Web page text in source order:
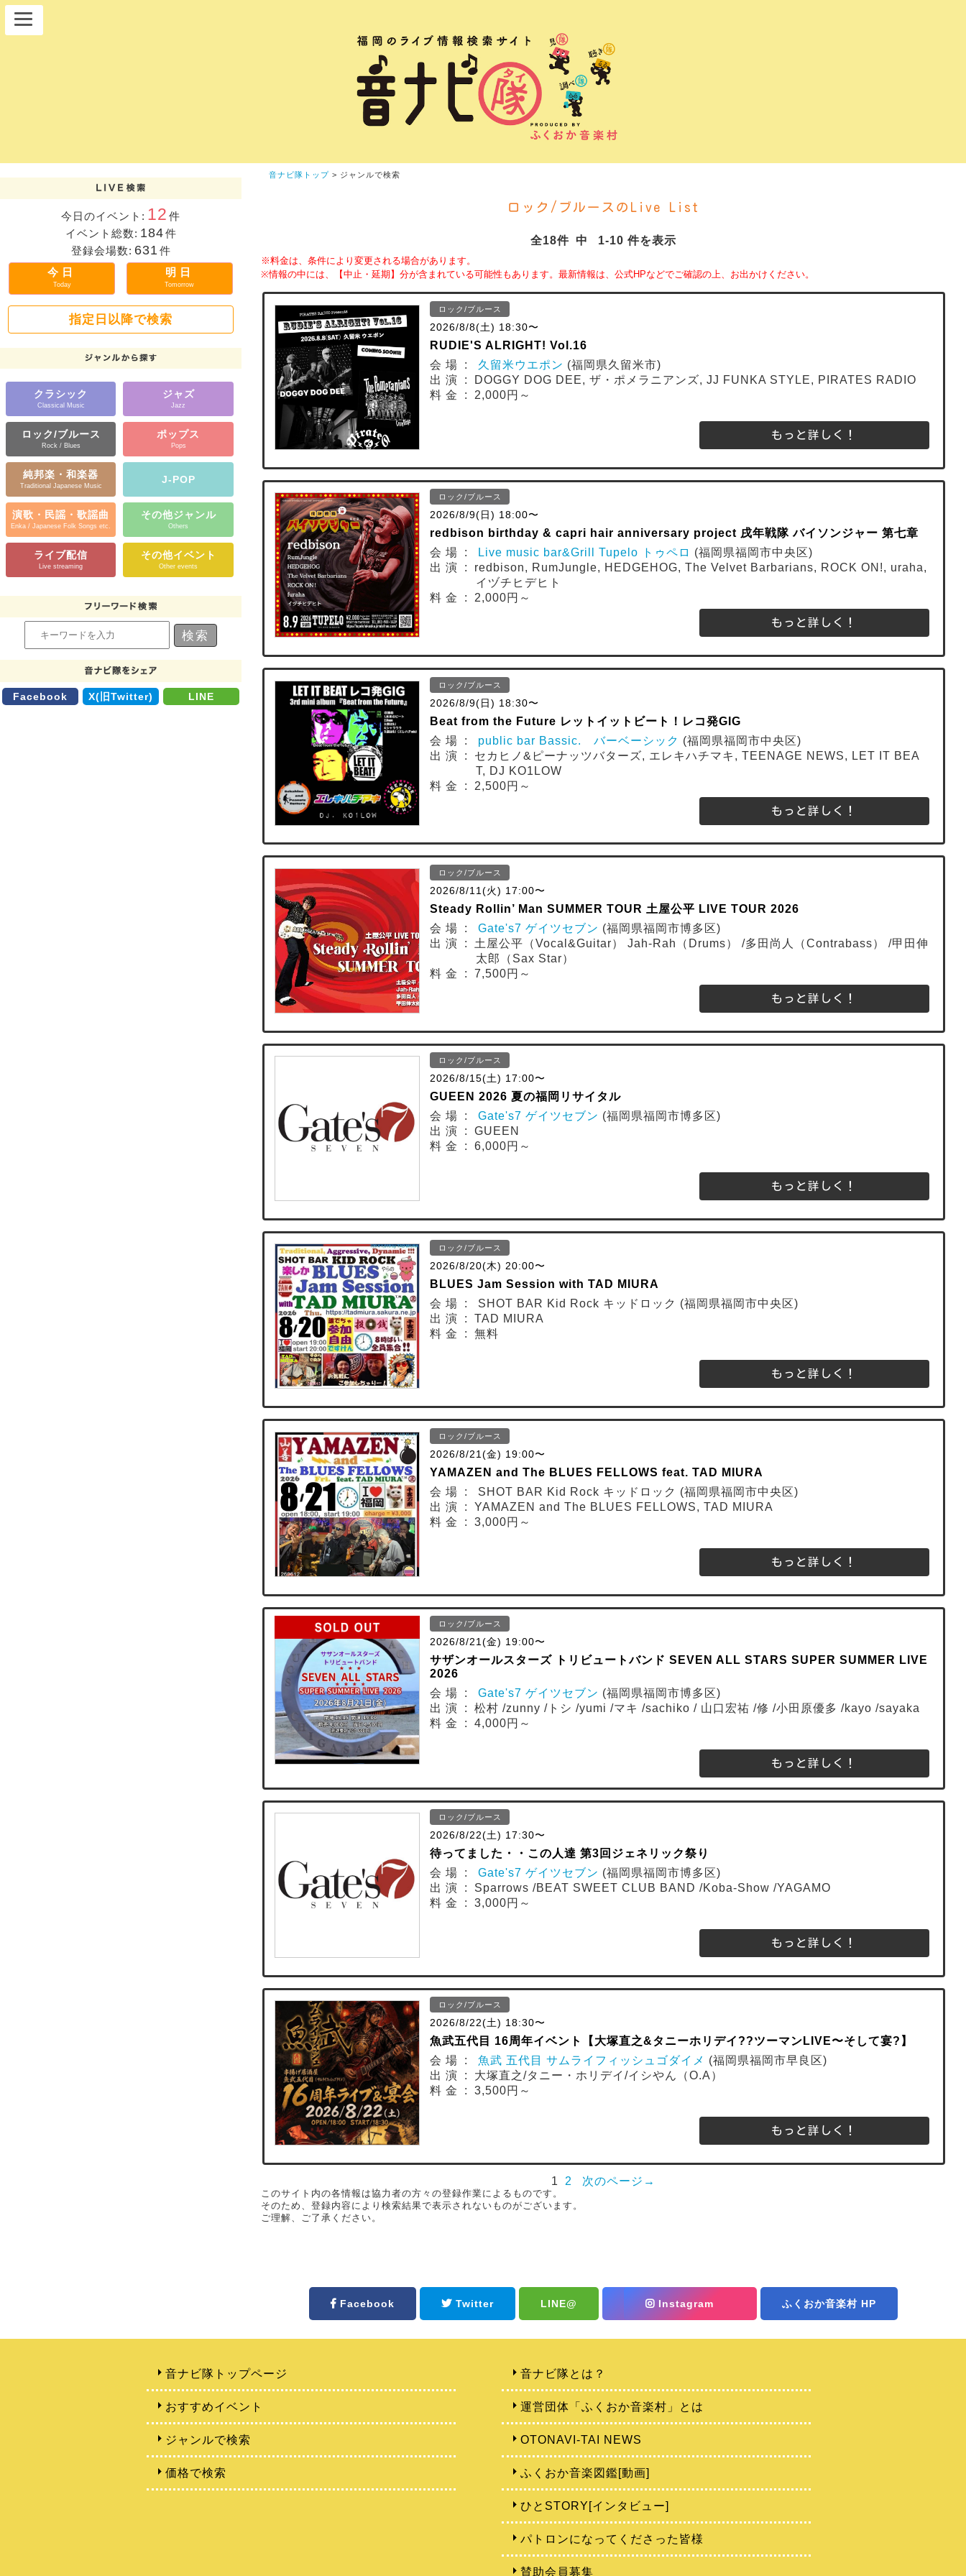
今日のイベント: 12 件
イベント総数: 184件
登録会場数: 631 件
今日
Today
明日
Tomorrow
指定日以降で検索
クラシック
Classical Music
ジャズ
Jazz
ロック/ブルース
Rock / Blues
ポップス
Pops
純邦楽・和楽器
Traditional Japanese Music
J-POP
演歌・民謡・歌謡曲
Enka / Japanese Folk Songs etc.
その他ジャンル
Others
ライブ配信
Live streaming
その他イベント
Other events
Facebook X(旧Twitter) LINE
音ナビ隊トップ > ジャンルで検索
ロック/ブルースのLive List
全18件 中 1-10 件を表示
※料金は、条件により変更される場合があります。
※情報の中には、【中止・延期】分が含まれている可能性もあります。最新情報は、公式HPなどでご確認の上、お出かけください。
ロック/ブルース
2026/8/8(土) 18:30〜
RUDIE'S ALRIGHT! Vol.16
会 場 : 久留米ウエポン (福岡県久留米市)
出 演 : DOGGY DOG DEE, ザ・ポメラニアンズ, JJ FUNKA STYLE, PIRATES RADIO
料 金 : 2,000円～
もっと詳しく！
ロック/ブルース
2026/8/9(日) 18:00〜
redbison birthday & capri hair anniversary project 戌年戦隊 バイソンジャー 第七章
会 場 :
Live music bar&Grill Tupelo トゥペロ (福岡県福岡市中央区)
出 演 : redbison, RumJungle, HEDGEHOG, The Velvet Barbarians, ROCK ON!, uraha,
イヅチヒデヒト
料 金 : 2,000円～
もっと詳しく！
ロック/ブルース
2026/8/9(日) 18:30〜
Beat from the Future レットイットビート！レコ発GIG
会 場 : public bar Bassic. バーベーシック (福岡県福岡市中央区)
出 演 : セカヒノ&ピーナッツバターズ, エレキハチマキ, TEENAGE NEWS, LET IT BEA
T, DJ KO1LOW
料 金 : 2,500円～
もっと詳しく！
ロック/ブルース
2026/8/11(火) 17:00〜
Steady Rollin’ Man SUMMER TOUR 土屋公平 LIVE TOUR 2026
会 場 :Gate's7 ゲイツセブン (福岡県福岡市博多区)
出 演 : 土屋公平（Vocal&Guitar） Jah-Rah（Drums） /多田尚人（Contrabass） /甲田伸
太郎（Sax Star）
料 金 : 7,500円～
もっと詳しく！
ロック/ブルース
2026/8/15(土) 17:00〜
GUEEN 2026 夏の福岡リサイタル
会 場 :Gate's7 ゲイツセブン (福岡県福岡市博多区)
出 演 : GUEEN
料 金 : 6,000円～
もっと詳しく！
ロック/ブルース
2026/8/20(木) 20:00〜
BLUES Jam Session with TAD MIURA
会 場 : SHOT BAR Kid Rock キッドロック (福岡県福岡市中央区)
出 演 : TAD MIURA
料 金 : 無料
もっと詳しく！
ロック/ブルース
2026/8/21(金) 19:00〜
YAMAZEN and The BLUES FELLOWS feat. TAD MIURA
会 場 : SHOT BAR Kid Rock キッドロック (福岡県福岡市中央区)
出 演 : YAMAZEN and The BLUES FELLOWS, TAD MIURA
料 金 : 3,000円～
もっと詳しく！
ロック/ブルース
2026/8/21(金) 19:00〜
サザンオールスターズ トリビュートバンド SEVEN ALL STARS SUPER SUMMER LIVE
2026
会 場 :Gate's7 ゲイツセブン (福岡県福岡市博多区)
出 演 : 松村 /zunny /トシ /yumi /マキ /sachiko / 山口宏祐 /修 /小田原優多 /kayo /sayaka
料 金 : 4,000円～
もっと詳しく！
ロック/ブルース
2026/8/22(土) 17:30〜
待ってました・・この人達 第3回ジェネリック祭り
会 場 :Gate's7 ゲイツセブン (福岡県福岡市博多区)
出 演 : Sparrows /BEAT SWEET CLUB BAND /Koba-Show /YAGAMO
料 金 : 3,000円～
もっと詳しく！
ロック/ブルース
2026/8/22(土) 18:30〜
魚武五代目 16周年イベント【大塚直之&タニーホリデイ??ツーマンLIVE〜そして宴?】
会 場 :魚武 五代目 サムライフィッシュゴダイメ (福岡県福岡市早良区)
出 演 : 大塚直之/タニー・ホリデイ/イシやん（O.A）
料 金 : 3,500円～
もっと詳しく！
1 2 次のページ→
このサイト内の各情報は協力者の方々の登録作業によるものです。
そのため、登録内容により検索結果で表示されないものがございます。
ご理解、ご了承ください。
Facebook Twitter LINE@ Instagram ふくおか音楽村 HP
音ナビ隊トップページ
おすすめイベント
ジャンルで検索
価格で検索
音ナビ隊とは？
運営団体「ふくおか音楽村」とは
OTONAVI-TAI NEWS
ふくおか音楽図鑑[動画]
ひとSTORY[インタビュー]
パトロンになってくださった皆様
賛助会員募集